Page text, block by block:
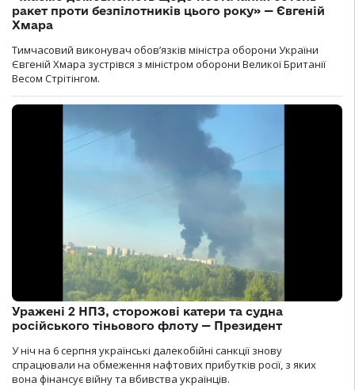
ракет проти безпілотників цього року» — Євгеній
Хмара
Тимчасовий виконувач обов’язків міністра оборони України
Євгеній Хмара зустрівся з міністром оборони Великої Британії
Весом Стрітінгом.
Уражені 2 НПЗ, сторожові катери та судна
російського тіньового флоту — Президент
У ніч на 6 серпня українські далекобійні санкції знову
спрацювали на обмеження нафтових прибутків росії, з яких
вона фінансує війну та вбивства українців.